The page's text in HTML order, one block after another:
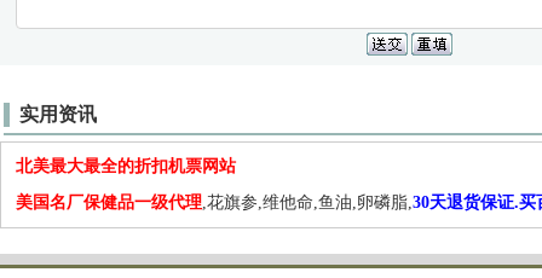
实用资讯
北美最大最全的折扣机票网站
美国名厂保健品一级代理,花旗参,维他命,鱼油,卵磷脂,30天退货保证.买